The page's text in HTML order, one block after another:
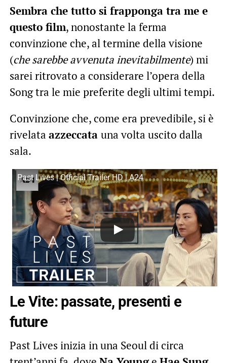
Sembra che tutto si frapponga tra me e
questo film, nonostante la ferma
convinzione che, al termine della visione
(che sarebbe avvenuta inevitabilmente) mi
sarei ritrovato a considerare l’opera della
Song tra le mie preferite degli ultimi tempi.
Convinzione che, come era prevedibile, si è
rivelata azzeccata una volta uscito dalla
sala.
Past Lives | Official Trailer HD | A24
Le Vite: passate, presenti e
future
Past Lives inizia in una Seoul di circa